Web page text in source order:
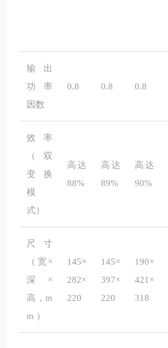
输出
功率
因数
0.8 0.8 0.8
效率
（双
变换
模
式）
高达
88%
高达
89%
高达
90%
尺寸
（宽×
深×
高，m
m ）
145×
282×
220
145×
397×
220
190×
421×
318